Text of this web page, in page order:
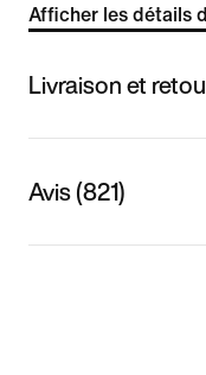
Afficher les détails
Livraison et
Avis (821)